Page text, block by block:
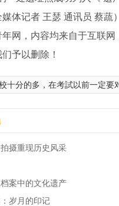
记者 王瑟 通讯员 蔡蔬）
网，内容均来自于互联
予以删除！
多，在考試以前一定要对想要报名的院校有一个详尽的
摄重现历史风采
案中的文化遗产
岁月的印记